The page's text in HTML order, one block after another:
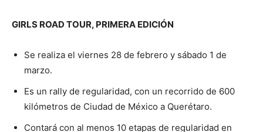
GIRLS ROAD TOUR, PRIMERA EDICIÓN
Se realiza el viernes 28 de febrero y sábado 1 de
marzo.
Es un rally de regularidad, con un recorrido de 600
kilómetros de Ciudad de México a Querétaro.
Contará con al menos 10 etapas de regularidad en